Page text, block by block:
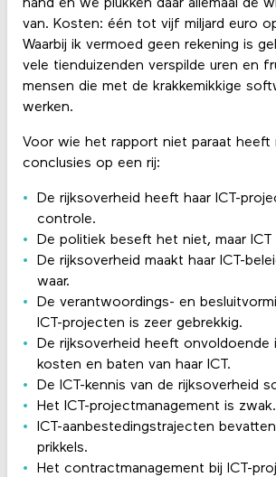
hand en we plukken daar allemaal de
van. Kosten: één tot vijf miljard euro
Waarbij ik vermoed geen rekening is
vele tienduizenden verspilde uren en
mensen die met de krakkemikkige
werken.
Voor wie het rapport niet paraat heeft
conclusies op een rij:
De rijksoverheid heeft haar ICT-
controle.
De politiek beseft het niet, maar ICT
De rijksoverheid maakt haar ICT-
waar.
De verantwoordings- en
ICT-projecten is zeer gebrekkig.
De rijksoverheid heeft onvoldoende
kosten en baten van haar ICT.
De ICT-kennis van de rijksoverheid
Het ICT-projectmanagement is zwak.
ICT-aanbestedingstrajecten
prikkels.
Het contractmanagement bij ICT-